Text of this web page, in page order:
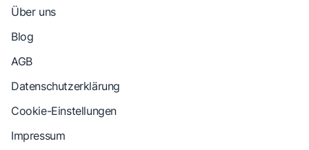
Über uns
Blog
AGB
Datenschutzerklärung
Cookie-Einstellungen
Impressum